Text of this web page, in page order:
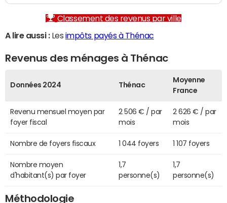
Classement des revenus par ville
A lire aussi :Les impôts payés à Thénac
Revenus des ménages à Thénac
Données 2024 Thénac
Moyenne
France
Revenu mensuel moyen par
foyer fiscal
2 506 € / par
mois
2 626 € / par
mois
Nombre de foyers fiscaux 1 044 foyers 1 107 foyers
Nombre moyen
d'habitant(s) par foyer
1,7
personne(s)
1,7
personne(s)
Méthodologie